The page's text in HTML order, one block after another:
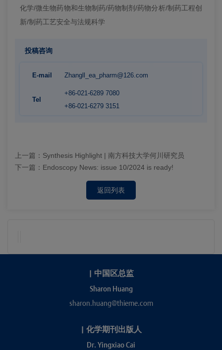
化学/微生物药物和生物制药/药物制剂/药物分析/制药工程创
新/制药工艺安全与法规科学
投稿咨询
E-mail Zhangll_ea_pharm@126.com
Tel
+86-021-6289 7080
+86-021-6279 3151
上一篇： Synthesis Highlight | 南方科技大学何川研究员
下一篇： Endoscopy News: issue 10/2024 is ready!
返回列表
| 中国区总监
Sharon Huang
sharon.huang@thieme.com
| 化学期刊出版人
Dr. Yingxiao Cai